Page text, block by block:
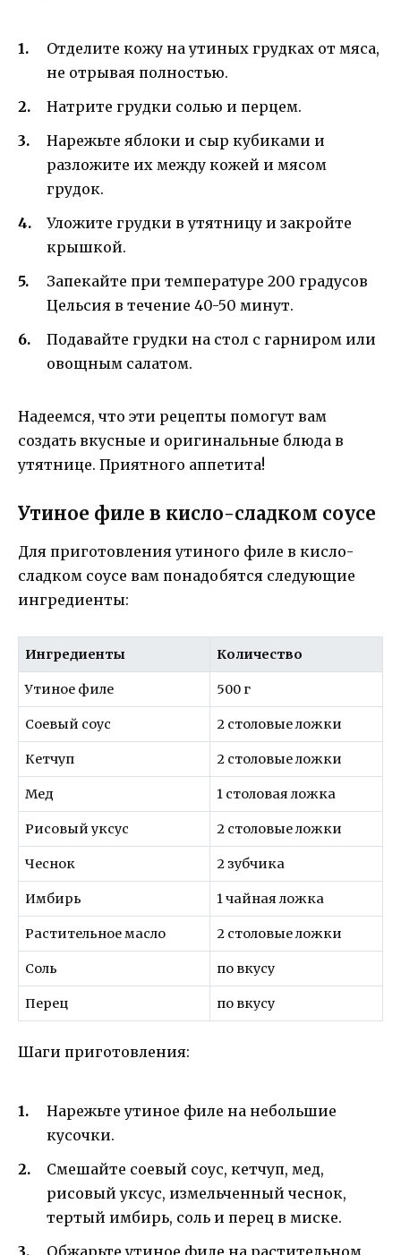
Отделите кожу на утиных грудках от мяса,
не отрывая полностью.
Натрите грудки солью и перцем.
Нарежьте яблоки и сыр кубиками и
разложите их между кожей и мясом
грудок.
Уложите грудки в утятницу и закройте
крышкой.
Запекайте при температуре 200 градусов
Цельсия в течение 40-50 минут.
Подавайте грудки на стол с гарниром или
овощным салатом.
Надеемся, что эти рецепты помогут вам
создать вкусные и оригинальные блюда в
утятнице. Приятного аппетита!
Утиное филе в кисло-сладком соусе
Для приготовления утиного филе в кисло-
сладком соусе вам понадобятся следующие
ингредиенты:
Ингредиенты Количество
Утиное филе 500 г
Соевый соус 2 столовые ложки
Кетчуп 2 столовые ложки
Мед 1 столовая ложка
Рисовый уксус 2 столовые ложки
Чеснок 2 зубчика
Имбирь 1 чайная ложка
Растительное масло 2 столовые ложки
Соль по вкусу
Перец по вкусу
Шаги приготовления:
Нарежьте утиное филе на небольшие
кусочки.
Смешайте соевый соус, кетчуп, мед,
рисовый уксус, измельченный чеснок,
тертый имбирь, соль и перец в миске.